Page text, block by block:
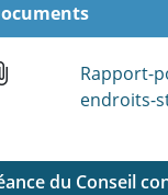
Rapport-
endroits-
du Conseil